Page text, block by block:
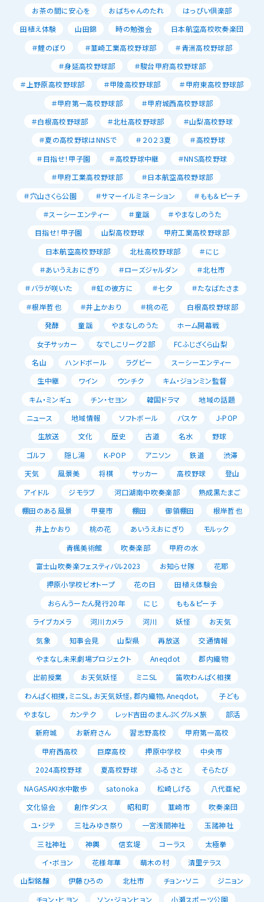
お茶の間に安心を
おばちゃんのたれ
はっぴい倶楽部
田植え体験
山田錦 時の勉強会
日本航空高校吹奏楽団
＃鯉のぼり
＃韮崎工業高校野球部
＃青洲高校野球部
＃身延高校野球部
＃駿台甲府高校野球部
＃上野原高校野球部
＃甲陵高校野球部
＃甲府東高校野球部
＃甲府第一高校野球部
＃甲府城西高校野球部
＃白根高校野球部
＃北杜高校野球部
＃山梨高校野球
＃夏の高校野球はNNSで
＃２０２３夏
＃高校野球
＃目指せ！甲子園
＃高校野球中継
＃NNS高校野球
＃甲府工業高校野球部
＃日本航空高校野球部
＃穴山さくら公園
＃サマーイルミネーション
＃もも＆ピーチ
＃スーシーエンティー
＃童謡
＃やまなしのうた
目指せ！甲子園
山梨高校野球
甲府工業高校野球部
日本航空高校野球部
北杜高校野球部
＃にじ
＃あいうえおにぎり
＃ローズジャルダン
＃北杜市
＃バラが咲いた
＃虹の彼方に ＃七夕
＃たなばたさま
＃根岸哲也
＃井上かおり ＃桃の花
白根高校野球部
発酵
童謡 やまなしのうた
ホーム開幕戦
女子サッカー
なでしこリーグ２部
FCふじざくら山梨
名山
ハンドボール ラグビー
スーシーエンティー
生中継
ワイン ウンチク
キム・ジョンミン監督
キム・ミンギュ
チン・セヨン 韓国ドラマ
地域の話題
ニュース
地域情報 ソフトボール バスケ
J-POP
生放送
文化 歴史 古道 名水
野球
ゴルフ
隠し湯 K-POP アニソン 鉄道
渋滞
天気
風景美 将棋 サッカー 高校野球
登山
アイドル
ジモラブ 河口湖南中吹奏楽部
熟成黒たまご
棚田のある風景
甲斐市 棚田 御領棚田
根岸哲也
井上かおり
桃の花 あいうえおにぎり
モルック
青楓美術館
吹奏楽部
甲府の水
富士山吹奏楽フェスティバル2023
お知らせ隊
花耶
押原小学校ビオトープ
花の日
田植え体験会
おらんうーたん発行20年
にじ
もも＆ピーチ
ライブカメラ
河川カメラ 河川 妖怪
お天気
気象
知事会見 山梨県 再放送
交通情報
やまなし未来劇場プロジェクト
Aneqdot
郡内織物
出前授業
お天気妖怪 ミニSL
笛吹わんぱく相撲
わんぱく相撲，ミニSL，お天気妖怪，郡内織物，Aneqdot，
子ども
やまなし
カンテク レッド吉田のまんぷくグルメ旅
部活
新府城
お新府さん 習志野高校
甲府第一高校
甲府西高校
巨摩高校 押原中学校
中央市
2024高校野球
夏高校野球 ふるさと
そらたび
NAGASAKI水中散歩
satonoka 松崎しげる
八代亜紀
文化協会
創作ダンス 昭和町 韮崎市
吹奏楽団
ユ・ジテ
三社みゆき祭り 一宮浅間神社
玉諸神社
三社神社
神輿 信玄堤 コーラス
太極拳
イ・ボヨン
花様年華 萌木の村
清里テラス
山梨銘醸
伊藤ひろの 北杜市 チョン・ソニ
ジニョン
チョン・ヒヨン
ソン・ジョンヒョン 小瀬スポーツ公園